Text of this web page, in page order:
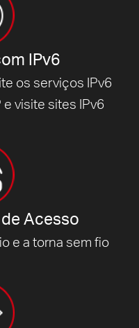
IPv6
os serviços IPv6
e visite sites IPv6
Acesso
e atorna sem fio